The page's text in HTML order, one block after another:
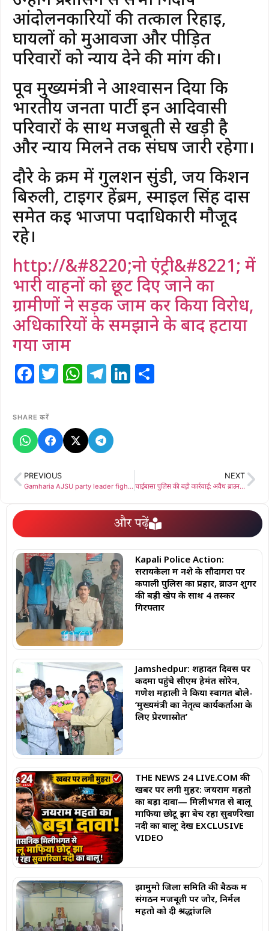
आंदोलनकारियों की तत्काल रिहाई,
घायलों को मुआवजा और पीड़ित
परिवारों को न्याय देने की मांग की।
पूर्व मुख्यमंत्री ने आश्वासन दिया कि
भारतीय जनता पार्टी इन आदिवासी
परिवारों के साथ मजबूती से खड़ी है
और न्याय मिलने तक संघर्ष जारी रहेगा।
दौरे के क्रम में गुलशन सुंडी, जय किशन
बिरुली, टाइगर हेंब्रम, स्माइल सिंह दास
समेत कई भाजपा पदाधिकारी मौजूद
रहे।
http://&#8220;नो एंट्री&#8221; में
भारी वाहनों को छूट दिए जाने का
ग्रामीणों ने सड़क जाम कर किया विरोध,
अधिकारियों के समझाने के बाद हटाया
गया जाम
Facebook
Twitter
WhatsApp
Telegram
LinkedIn
SHARE करें
PREVIOUS
Gamharia AJSU party leader fight: गम्हरिया अंचल में विवाद, आजसू नेता और कर्मचारी में धक्का-मुक्की
NEXT
चाईबासा पुलिस की बड़ी कार्रवाई: अवैध ब्राउन शुगर के साथ तस्कर गिरफ्तार
और पढ़ें
Kapali Police Action:
सरायकेला में नशे के सौदागरों पर
कपाली पुलिस का प्रहार, ब्राउन शुगर
की बड़ी खेप के साथ 4 तस्कर
गिरफ्तार
Jamshedpur: शहादत दिवस पर
कदमा पहुंचे सीएम हेमंत सोरेन,
गणेश महाली ने किया स्वागत बोले-
‘मुख्यमंत्री का नेतृत्व कार्यकर्ताओं के
लिए प्रेरणास्रोत’
THE NEWS 24 LIVE.COM की
खबर पर लगी मुहर: जयराम महतो
का बड़ा दावा— मिलीभगत से बालू
माफिया छोटू झा बेच रहा सुवर्णरेखा
नदी का बालू’ देखें EXCLUSIVE
VIDEO
झामुमो जिला समिति की बैठक में
संगठन मजबूती पर जोर, निर्मल
महतो को दी श्रद्धांजलि